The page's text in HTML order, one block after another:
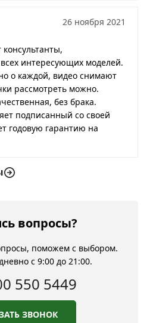
26 ноября 2021
интересующих моделей.
о каждой, видео снимают
рассмотреть можно.
без брака.
подписанный со своей
годовую гарантию на
вопросы?
поможем с выбором.
с 9:00 до 21:00.
550 5449
ЗВОНОК